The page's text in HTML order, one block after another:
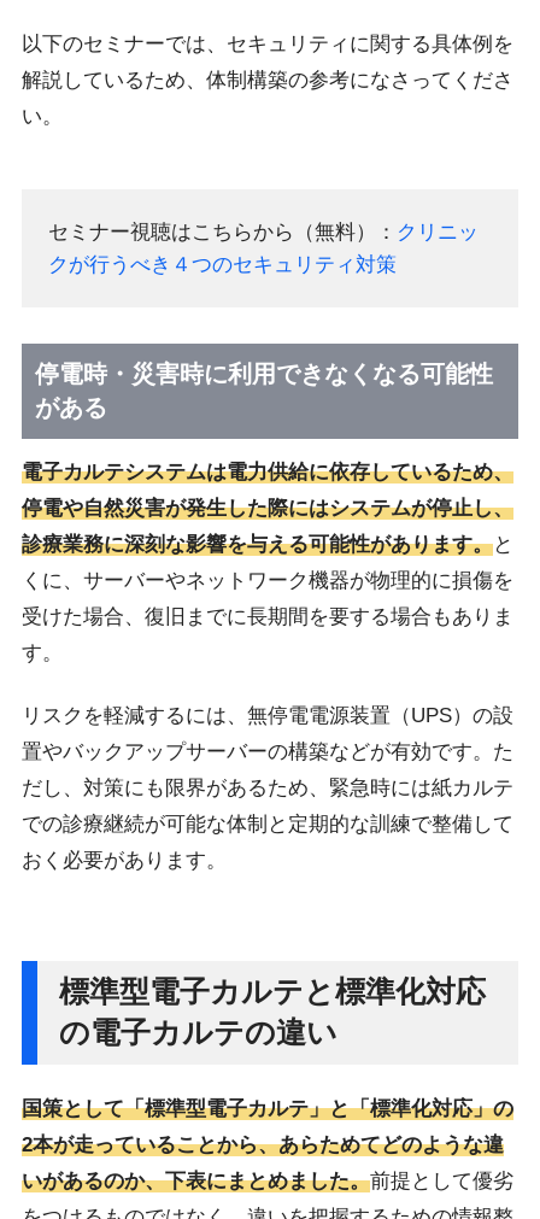
以下のセミナーでは、セキュリティに関する具体例を
解説しているため、体制構築の参考になさってくださ
い。
セミナー視聴はこちらから（無料）： クリニッ
クが行うべき４つのセキュリティ対策
停電時・災害時に利用できなくなる可能性
がある
電子カルテシステムは電力供給に依存しているため、
停電や自然災害が発生した際にはシステムが停止し、
診療業務に深刻な影響を与える可能性があります。と
くに、サーバーやネットワーク機器が物理的に損傷を
受けた場合、復旧までに長期間を要する場合もありま
す。
リスクを軽減するには、無停電電源装置（UPS）の設
置やバックアップサーバーの構築などが有効です。た
だし、対策にも限界があるため、緊急時には紙カルテ
での診療継続が可能な体制と定期的な訓練で整備して
おく必要があります。
標準型電子カルテと標準化対応
の電子カルテの違い
国策として「標準型電子カルテ」と「標準化対応」の
2本が走っていることから、あらためてどのような違
いがあるのか、下表にまとめました。前提として優劣